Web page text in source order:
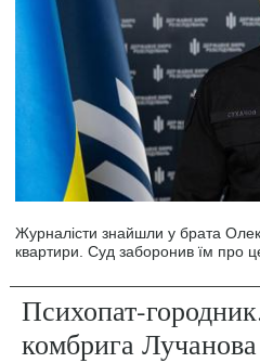
Журналісти знайшли у брата
квартири. Суд заборонив їм про
Психопат-
комбрига Лучанова